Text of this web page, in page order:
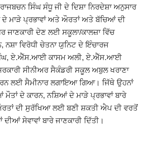
ਸਿੰਘ ਸੰਧੂ ਜੀ ਦੇ ਦਿਸ਼ਾ ਨਿਰਦੇਸ਼ਾ ਅਨੁਸਾਰ
ਮਾੜੇ ਪ੍ਰਭਾਵਾਂ ਅਤੇ ਔਰਤਾਂ ਅਤੇ ਬੱਚਿਆਂ ਦੀ
ਦੇਣ ਲਈ ਸਕੂਲਾ/ਕਾਲਜ਼ਾ ਵਿੱਚ
ਨਸ਼ਾ ਵਿਰੋਧੀ ਚੇਤਨਾ ਯੁਨਿਟ ਦੇ ਇੰਚਾਰਜ
ਏ.ਐੱਸ.ਆਈ ਕਾਸਮ ਅਲੀ, ਏ.ਐੱਸ.ਆਈ
ਸੀਨੀਅਰ ਸੈਕੰਡਰੀ ਸਕੂਲ ਅਬੁਲ ਖਰਾਣਾ
ਲਈ ਸੈਮੀਨਾਰ ਲਗਾਇਆ ਗਿਆ। ਜਿੱਥੇ ਉਹਨਾਂ
ਦੇ ਕਾਰਨ, ਨਸ਼ਿਆਂ ਦੇ ਮਾੜੇ ਪ੍ਰਭਾਵਾਂ ਬਾਰੇ
ਔਰਤਾਂ ਦੀ ਸੁਰੱਖਿਆ ਲਈ ਬਣੀ ਸ਼ਕਤੀ ਐਪ ਦੀ ਵਰਤੋਂ
ਸੇਵਾਵਾਂ ਬਾਰੇ ਜਾਣਕਾਰੀ ਦਿੱਤੀ।